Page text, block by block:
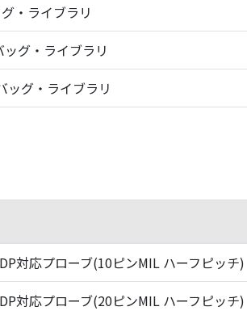
・ライブラリ
ッグ・ライブラリ
ッグ・ライブラリ
対応プローブ(10ピンMIL ハーフピッチ)
対応プローブ(20ピンMIL ハーフピッチ)